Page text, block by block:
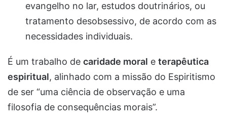
evangelho no lar, estudos doutrinários, ou
tratamento desobsessivo, de acordo com as
necessidades individuais.
É um trabalho de caridade moral e terapêutica
espiritual, alinhado com a missão do Espiritismo
de ser “uma ciência de observação e uma
filosofia de consequências morais”.